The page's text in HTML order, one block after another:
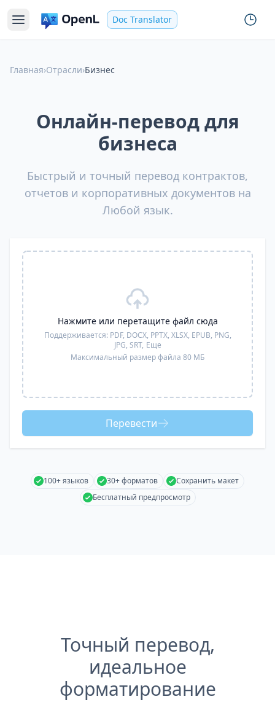
Doc Translator
Главная›Отрасли›Бизнес
Онлайн-перевод для
бизнеса
Быстрый и точный перевод контрактов,
отчетов и корпоративных документов на
Любой язык.
Нажмите или перетащите файл сюда
Поддерживается: PDF, DOCX, PPTX, XLSX, EPUB, PNG,
JPG, SRT, Еще
Максимальный размер файла 80 МБ
Перевести
100+ языков 30+ форматов
Сохранить макет
Бесплатный предпросмотр
Точный перевод,
идеальное
форматирование